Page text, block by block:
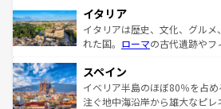
イタリア
イタリアは歴史、文化、グル
れた国。 ローマの古代遺跡やフ
ろん、トスカーナの美しい田園
景など、自然景観も見逃せな
ピザやパスタなど、絶品のイタ
スペイン
イベリア半島のほぼ80％を占
注ぐ地中海沿岸から雄大なピレ